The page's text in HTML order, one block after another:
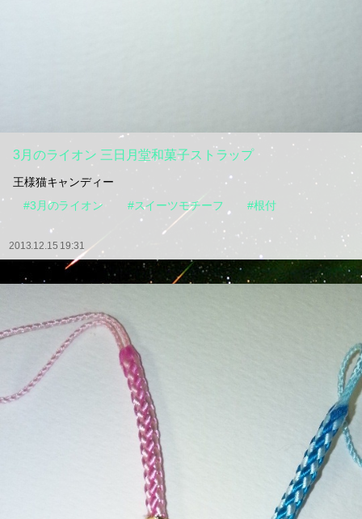
3月のライオン 三日月堂和菓子ストラップ
王様猫キャンディー
#3月のライオン
#スイーツモチーフ #根付
2013.12.15 19:31